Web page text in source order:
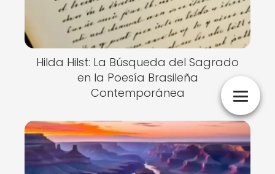
Hilda Hilst: La Búsqueda del Sagrado
en la Poesía Brasileña
Contemporánea